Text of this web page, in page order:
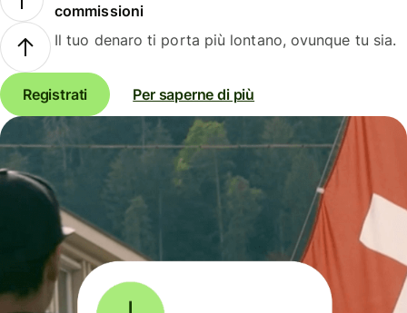
commissioni
Il tuo denaro ti porta più lontano, ovunque tu sia.
Registrati Per saperne di più